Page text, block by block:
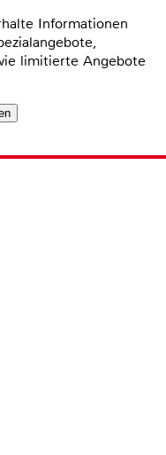
Informationen
limitierte Angebote